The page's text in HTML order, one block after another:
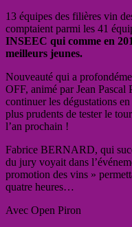
13 équipes des filières vin
comptaient parmi les 41
INSEEC qui comme en
meilleurs jeunes.
Nouveauté qui a
OFF, animé par Jean Pascal
continuer les dégustations
plus prudents de tester le
l’an prochain !
Fabrice BERNARD, qui
du jury voyait dans
promotion des vins »
quatre heures…
Avec Open Piron